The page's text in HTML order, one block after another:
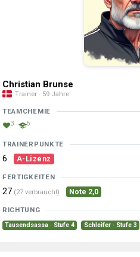
Christian Brunse
Trainer · 59 Jahre
TEAMCHEMIE
3 6
TRAINERPUNKTE
6 A-Lizenz
FERTIGKEITEN
27 (27 verbraucht) Note 2,0
RICHTUNG
Tausendsassa · Stufe 4 Schleifer · Stufe 3